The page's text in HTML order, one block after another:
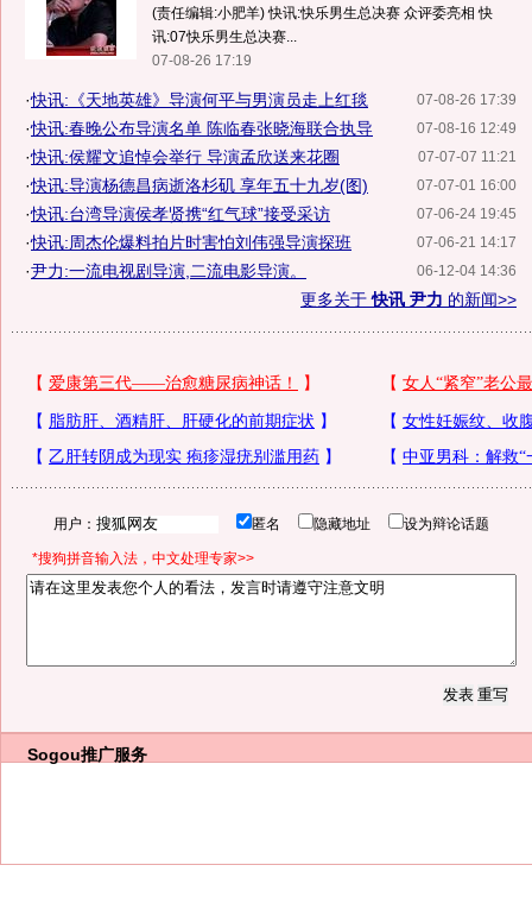
(责任编辑:小肥羊) 快讯:快乐男生总决赛 众评委亮相 快
讯:07快乐男生总决赛...
07-08-26 17:19
07-08-26 17:39
·快讯:《天地英雄》导演何平与男演员走上红毯
07-08-16 12:49
·快讯:春晚公布导演名单 陈临春张晓海联合执导
07-07-07 11:21
·快讯:侯耀文追悼会举行 导演孟欣送来花圈
07-07-01 16:00
·快讯:导演杨德昌病逝洛杉矶 享年五十九岁(图)
07-06-24 19:45
·快讯:台湾导演侯孝贤携“红气球”接受采访
07-06-21 14:17
·快讯:周杰伦爆料拍片时害怕刘伟强导演探班
06-12-04 14:36
·尹力:一流电视剧导演,二流电影导演。
更多关于快讯 尹力 的新闻>>
用户： 匿名 隐藏地址 设为辩论话题
*搜狗拼音输入法，中文处理专家>>
Sogou推广服务